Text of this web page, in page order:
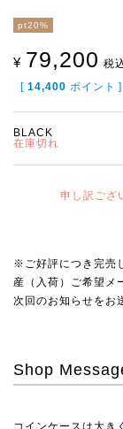
pt20%
¥ 79,200 税
[ 14,400 ポイント
BLACK
在庫切れ
申し訳ござ
※ご好評につき完売
産（入荷）ご希望メ
次回のお知らせをお
Shop
コインケースは大き